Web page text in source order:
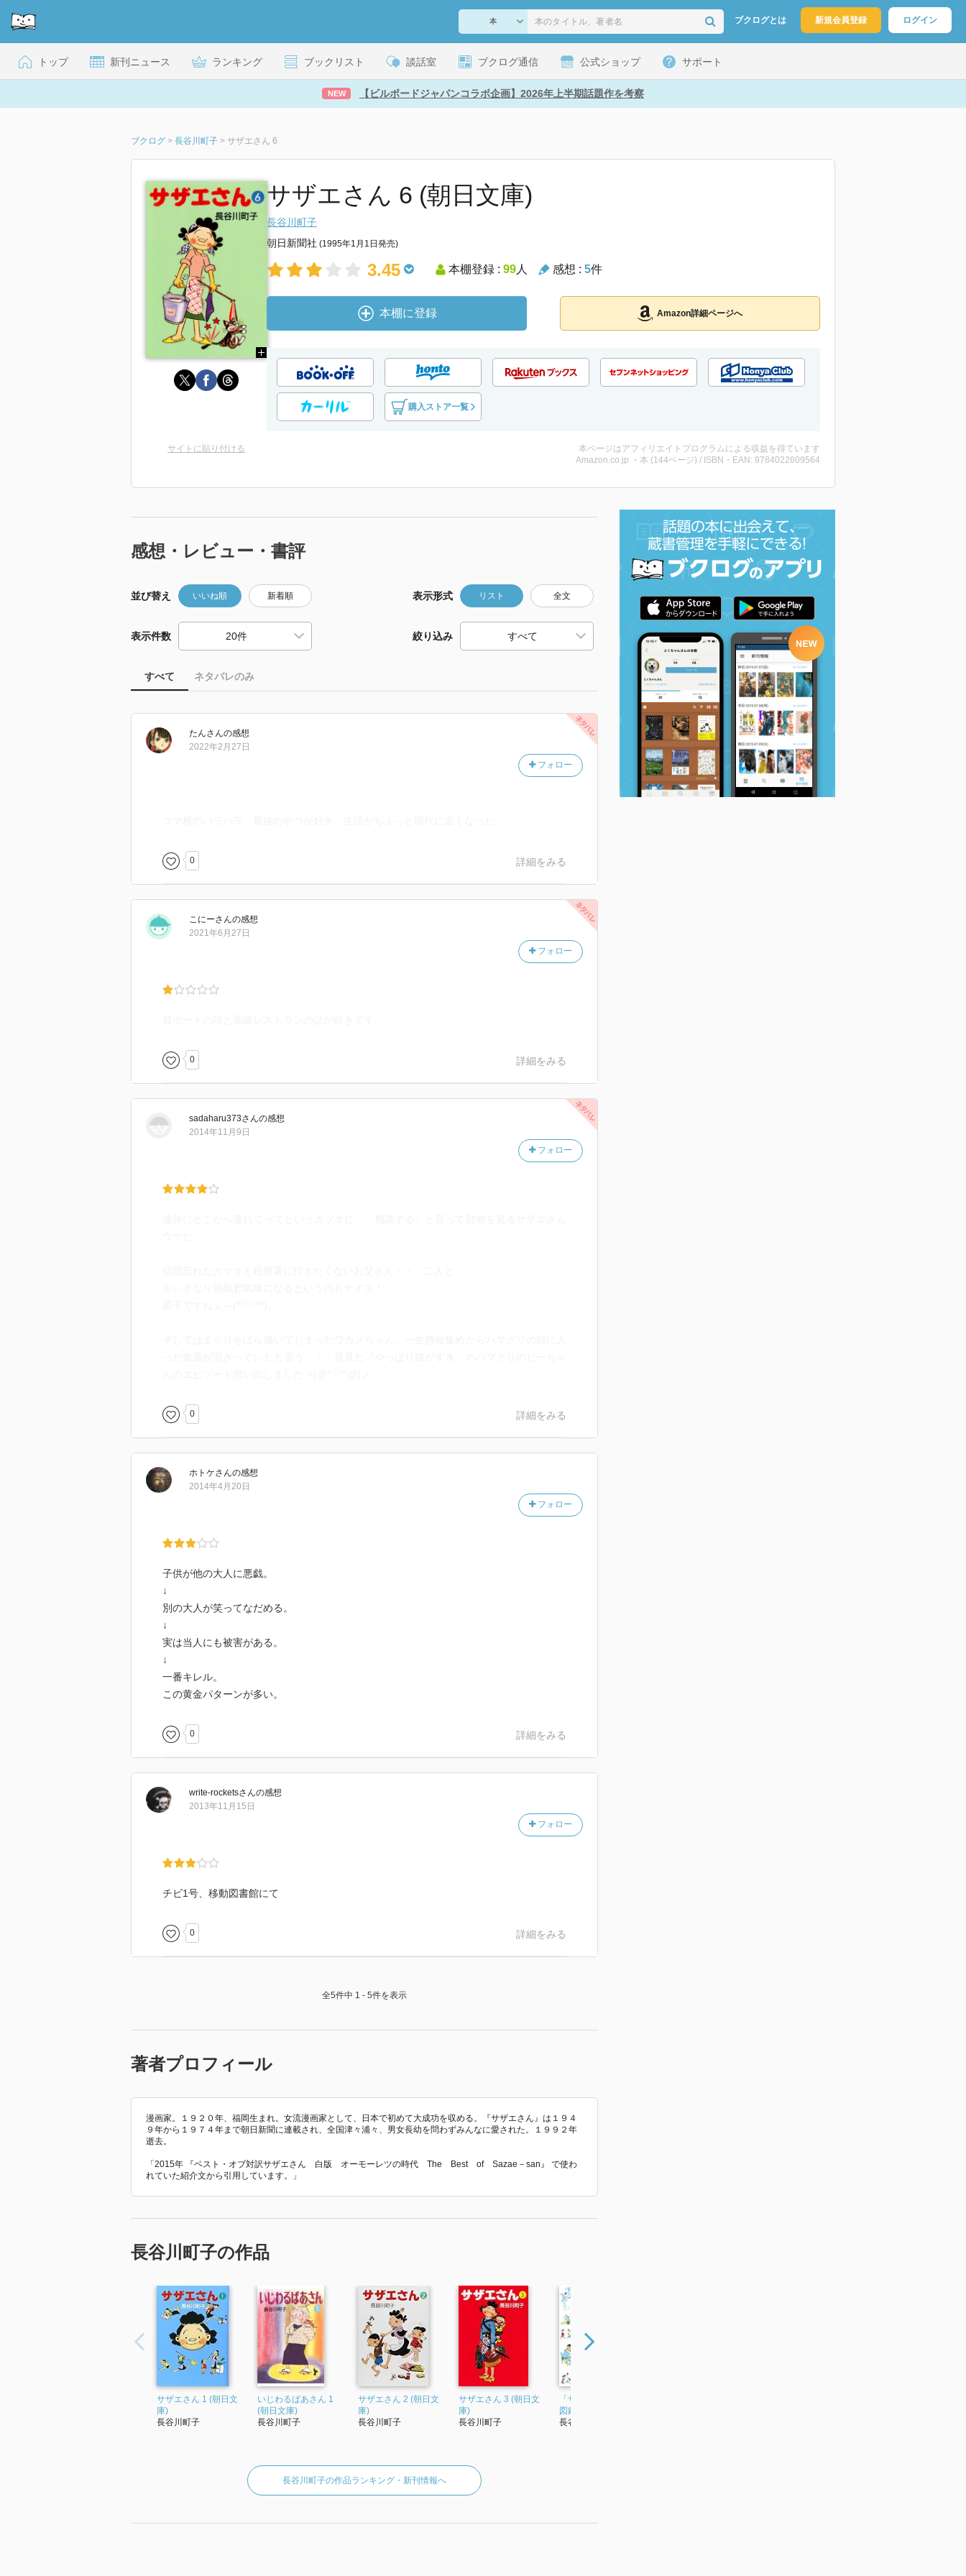
ブクログとは 新規会員登録 ログイン
トップ 新刊ニュース ランキング ブックリスト 談話室 ブクログ通信 公式ショップ サポート
NEW 【ビルボードジャパンコラボ企画】2026年上半期話題作を考察
ブクログ > 長谷川町子 > サザエさん 6
サザエさん 6 (朝日文庫)
長谷川町子
朝日新聞社 (1995年1月1日発売)
3.45 本棚登録 : 99人 感想 : 5件
本棚に登録 Amazon詳細ページへ
購入ストア一覧
サイトに貼り付ける
本ページはアフィリエイトプログラムによる収益を得ています
Amazon.co.jp ・本 (144ページ) / ISBN・EAN: 9784022609564
感想・レビュー・書評
並び替え いいね順 新着順 表示形式 リスト 全文
表示件数 絞り込み
すべて ネタバレのみ
たんさんの感想
フォロー
2022年2月27日
0 詳細をみる
こにーさんの感想
フォロー
2021年6月27日
0 詳細をみる
sadaharu373さんの感想
フォロー
2014年11月9日
0 詳細をみる
ホトケさんの感想
フォロー
2014年4月20日
子供が他の大人に悪戯。
↓
別の大人が笑ってなだめる。
↓
実は当人にも被害がある。
↓
一番キレル。
この黄金パターンが多い。
0 詳細をみる
write-rocketsさんの感想
フォロー
2013年11月15日
チビ1号、移動図書館にて
0 詳細をみる
全5件中 1 - 5件を表示
著者プロフィール
漫画家。１９２０年、福岡生まれ。女流漫画家として、日本で初めて大成功を収める。『サザエさん』は１９４
９年から１９７４年まで朝日新聞に連載され、全国津々浦々、男女長幼を問わずみんなに愛された。１９９２年
逝去。
「2015年 『ベスト・オブ対訳サザエさん 白版 オーモーレツの時代 The Best of Sazae－san』 で使わ
れていた紹介文から引用しています。」
長谷川町子の作品
サザエさん 1 (朝日文
庫)
長谷川町子
いじわるばあさん 1
(朝日文庫)
長谷川町子
サザエさん 2 (朝日文
庫)
長谷川町子
サザエさん 3 (朝日文
庫)
長谷川町子
「サザエさん」の昭和
図鑑 (AERAムック)
長谷川町子
長谷川町子の作品ランキング・新刊情報へ